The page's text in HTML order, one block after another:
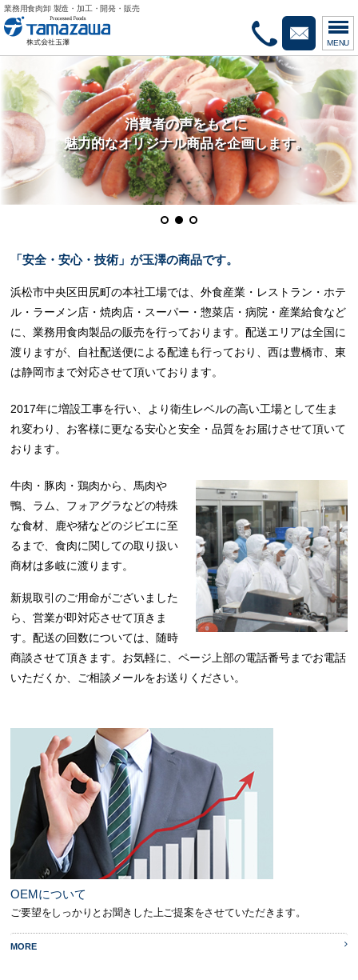
MENU
業務用食肉卸 製造・加工・開発・販売
053-
受付時間：9時～17
ご相
消費者の声をもとに
魅力的なオリジナル商品を企画します。
「安全・安心・技術」が玉澤の商品です。
浜松市中央区田尻町の本社工場では、外食産業・レストラン・ホテ
ル・ラーメン店・焼肉店・スーパー・惣菜店・病院・産業給食など
に、業務用食肉製品の販売を行っております。配送エリアは全国に
渡りますが、自社配送便による配達も行っており、西は豊橋市、東
は静岡市まで対応させて頂いております。
2017年に増設工事を行い、より衛生レベルの高い工場として生ま
れ変わり、お客様に更なる安心と安全・品質をお届けさせて頂いて
おります。
牛肉・豚肉・鶏肉から、馬肉や
鴨、ラム、フォアグラなどの特殊
な食材、鹿や猪などのジビエに至
るまで、食肉に関しての取り扱い
商材は多岐に渡ります。
新規取引のご用命がございました
ら、営業が即対応させて頂きま
す。配送の回数については、随時
商談させて頂きます。お気軽に、ページ上部の電話番号までお電話
いただくか、ご相談メールをお送りください。
OEMについて
ご要望をしっかりとお聞きした上ご提案をさせていただきます。
MORE